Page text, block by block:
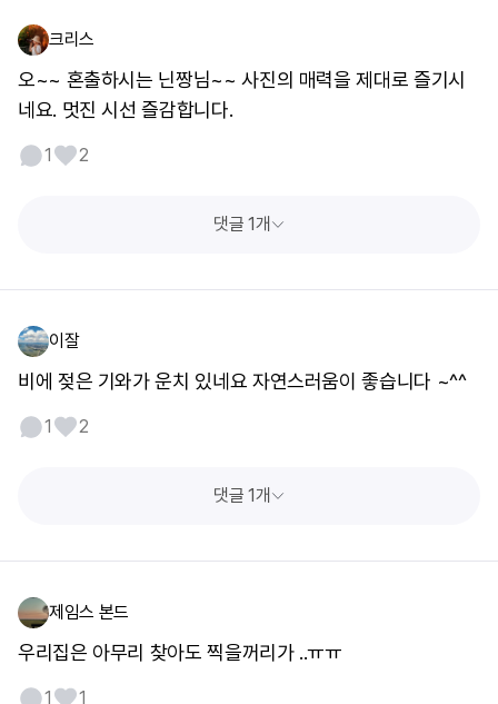
크리스
오~~ 혼출하시는 닌짱님~~ 사진의 매력을 제대로 즐기시
네요. 멋진 시선 즐감합니다.
1 2
댓글 1개
이잘
비에 젖은 기와가 운치 있네요 자연스러움이 좋습니다 ~^^
1 2
댓글 1개
제임스 본드
우리집은 아무리 찾아도 찍을꺼리가 ..ㅠㅠ
1 1